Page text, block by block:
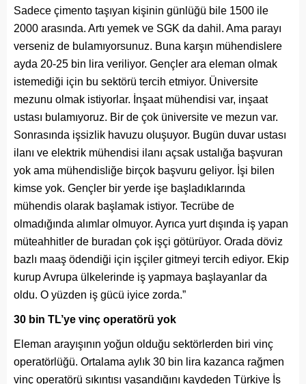
Sadece çimento taşıyan kişinin günlüğü bile 1500 ile
2000 arasında. Artı yemek ve SGK da dahil. Ama parayı
verseniz de bulamıyorsunuz. Buna karşın mühendislere
ayda 20-25 bin lira veriliyor. Gençler ara eleman olmak
istemediği için bu sektörü tercih etmiyor. Üniversite
mezunu olmak istiyorlar. İnşaat mühendisi var, inşaat
ustası bulamıyoruz. Bir de çok üniversite ve mezun var.
Sonrasında işsizlik havuzu oluşuyor. Bugün duvar ustası
ilanı ve elektrik mühendisi ilanı açsak ustalığa başvuran
yok ama mühendisliğe birçok başvuru geliyor. İşi bilen
kimse yok. Gençler bir yerde işe başladıklarında
mühendis olarak başlamak istiyor. Tecrübe de
olmadığında alımlar olmuyor. Ayrıca yurt dışında iş yapan
müteahhitler de buradan çok işçi götürüyor. Orada döviz
bazlı maaş ödendiği için işçiler gitmeyi tercih ediyor. Ekip
kurup Avrupa ülkelerinde iş yapmaya başlayanlar da
oldu. O yüzden iş gücü iyice zorda.”
30 bin TL’ye vinç operatörü yok
Eleman arayışının yoğun olduğu sektörlerden biri vinç
operatörlüğü. Ortalama aylık 30 bin lira kazanca rağmen
vinç operatörü sıkıntısı yaşandığını kaydeden Türkiye İş